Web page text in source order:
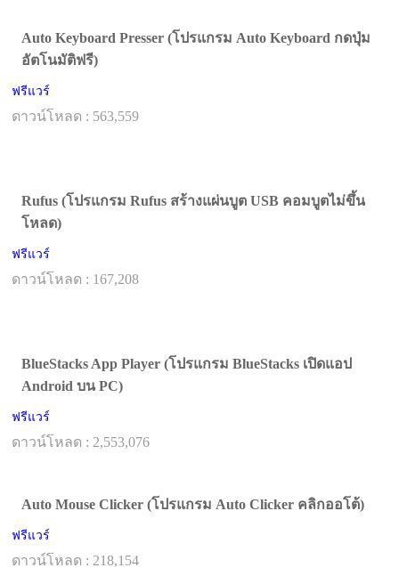
Auto Keyboard Presser (โปรแกรม Auto Keyboard กดปุ่ม
อัตโนมัติฟรี)
ฟรีแวร์
ดาวน์โหลด : 563,559
Rufus (โปรแกรม Rufus สร้างแผ่นบูต USB คอมบูตไม่ขึ้น
โหลด)
ฟรีแวร์
ดาวน์โหลด : 167,208
BlueStacks App Player (โปรแกรม BlueStacks เปิดแอป
Android บน PC)
ฟรีแวร์
ดาวน์โหลด : 2,553,076
Auto Mouse Clicker (โปรแกรม Auto Clicker คลิกออโต้)
ฟรีแวร์
ดาวน์โหลด : 218,154